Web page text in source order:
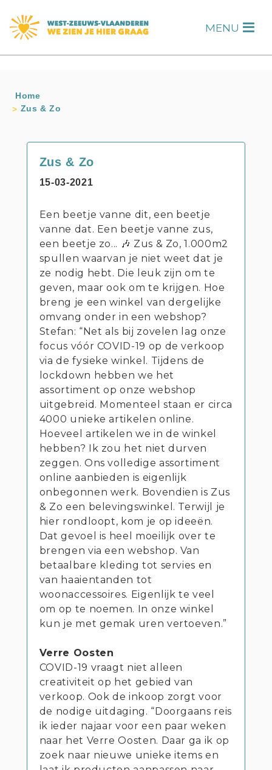
MENU H
Home
Zus & Zo
Zus & Zo
15-03-2021
Een beetje vanne dit, een beetje
vanne dat. Een beetje vanne zus,
een beetje zo... 🎶 Zus & Zo, 1.000m2
spullen waarvan je niet weet dat je
ze nodig hebt. Die leuk zijn om te
geven, maar ook om te krijgen. Hoe
breng je een winkel van dergelijke
omvang onder in een webshop?
Stefan: “Net als bij zovelen lag onze
focus vóór COVID-19 op de verkoop
via de fysieke winkel. Tijdens de
lockdown hebben we het
assortiment op onze webshop
uitgebreid. Momenteel staan er circa
4000 unieke artikelen online.
Hoeveel artikelen we in de winkel
hebben? Ik zou het niet durven
zeggen. Ons volledige assortiment
online aanbieden is eigenlijk
onbegonnen werk. Bovendien is Zus
& Zo een belevingswinkel. Terwijl je
hier rondloopt, kom je op ideeën.
Dat gevoel is heel moeilijk over te
brengen via een webshop. Van
betaalbare kleding tot servies en
van haaientanden tot
woonaccessoires. Eigenlijk te veel
om op te noemen. In onze winkel
kun je met gemak uren vertoeven.”
Verre Oosten
COVID-19 vraagt niet alleen
creativiteit op het gebied van
verkoop. Ook de inkoop zorgt voor
de nodige uitdaging. “Doorgaans reis
ik ieder najaar voor een paar weken
naar het Verre Oosten. Daar ga ik op
zoek naar nieuwe unieke items en